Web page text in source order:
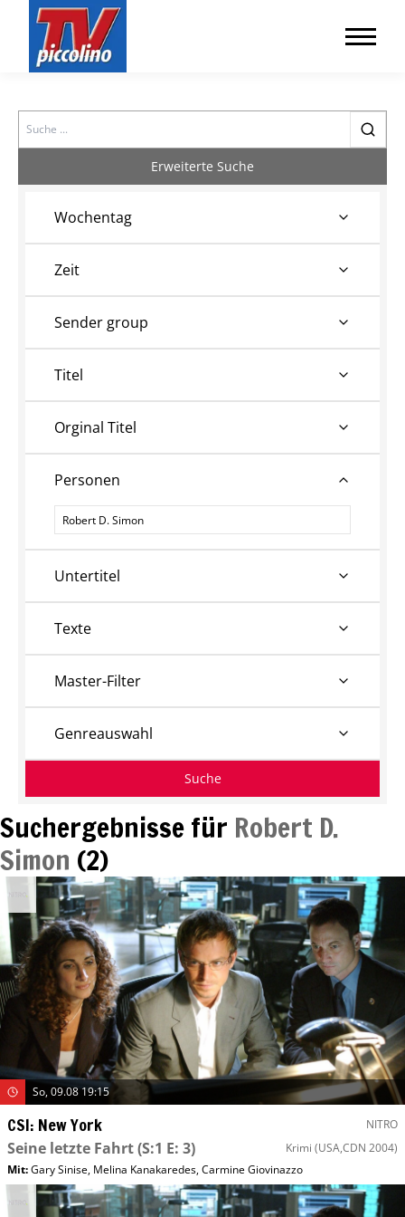
Search
Suchergebnisse für Robert D.
Simon (2)
So, 09.08 19:15
CSI: New York NITRO
Seine letzte Fahrt(S:1 E: 3) Krimi (USA,CDN 2004)
Mit:Gary Sinise, Melina Kanakaredes,Carmine Giovinazzo
Erweiterte Suche
Wochentag
Zeit
Sender group
Titel
Orginal Titel
Personen
Personen
Untertitel
Texte
Master-Filter
Genreauswahl
Suche